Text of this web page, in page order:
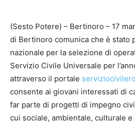
(Sesto Potere) – Bertinoro – 17
di Bertinoro comunica che è stato
nazionale per la selezione di
Servizio Civile Universale per
attraverso il portale
consente ai giovani interessati di
far parte di progetti di impegno
cui sociale, ambientale, culturale